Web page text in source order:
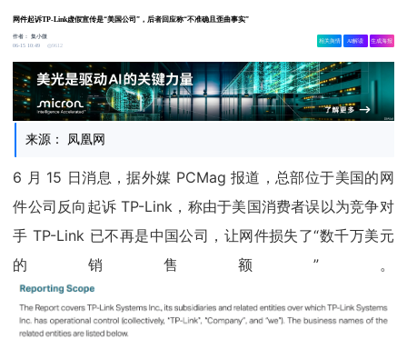
网件起诉TP-Link虚假宣传是“美国公司”，后者回应称“不准确且歪曲事实”
作者：集小微
06-15 10:49
9612
相关舆情 AI解读 生成海报
来源： 凤凰网
6 月 15 日消息，据外媒 PCMag 报道，总部位于美国的网
件公司反向起诉 TP-Link，称由于美国消费者误以为竞争对
手 TP-Link 已不再是中国公司，让网件损失了“数千万美元
的销售额”。